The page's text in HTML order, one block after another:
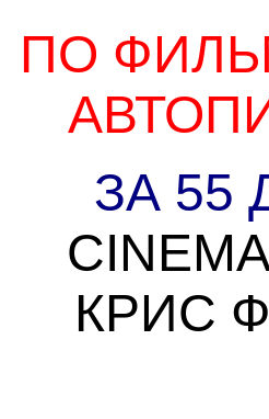
ПО
ЗА 55
КРИС